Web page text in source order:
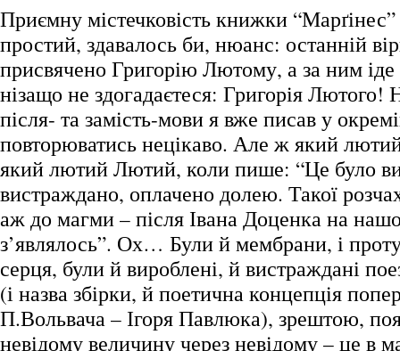
Приємну містечковість книжки
простий, здавалось би, нюанс: останній
присвячено Григорію Лютому, а за ним
нізащо не здогадаєтеся: Григорія Лютого!
після- та замість-мови я вже писав у
повторюватись нецікаво. Але ж який
який лютий Лютий, коли пише: “Це було
вистраждано, оплачено долею. Такої
аж до магми – після Івана Доценка на
з’являлось”. Ох… Були й мембрани, і
серця, були й вироблені, й вистраждані
(і назва збірки, й поетична концепція
П.Вольвача – Ігоря Павлюка), зрештою,
невідому величину через невідому – це в